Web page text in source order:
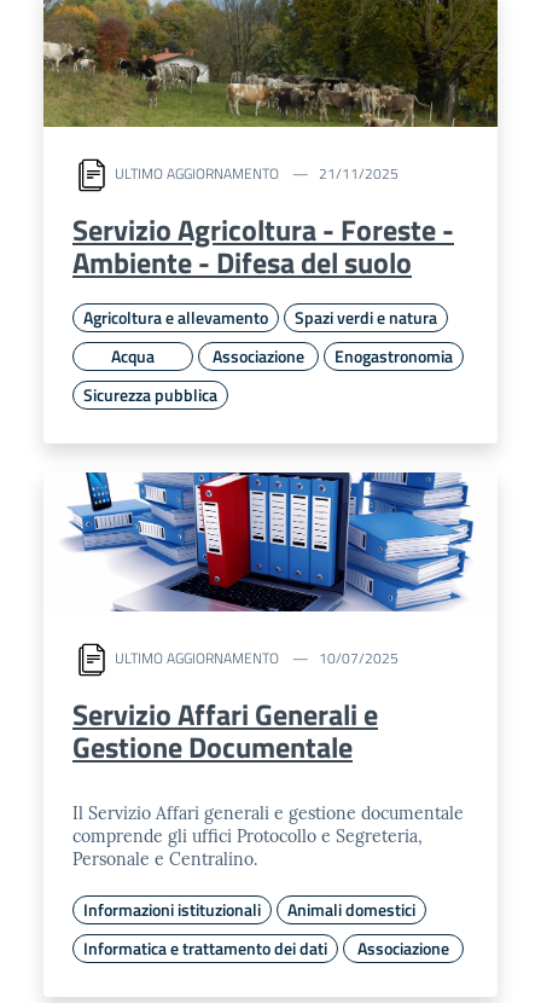
ULTIMO AGGIORNAMENTO 21/11/2025
Servizio Agricoltura - Foreste -
Ambiente - Difesa del suolo
Agricoltura e allevamento
Spazi verdi e natura
Acqua
Associazione
Enogastronomia
Sicurezza pubblica
ULTIMO AGGIORNAMENTO 10/07/2025
Servizio Affari Generali e
Gestione Documentale
Il Servizio Affari generali e gestione documentale
comprende gli uffici Protocollo e Segreteria,
Personale e Centralino.
Informazioni istituzionali
Animali domestici
Informatica e trattamento dei dati
Associazione